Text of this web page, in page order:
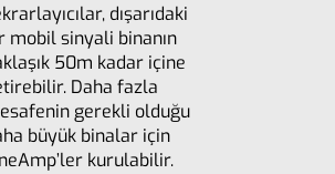
dışarıdaki
mobil sinyali binanın
50m kadar içine
Daha fazla
gerekli olduğu
büyük binalar için
kurulabilir.